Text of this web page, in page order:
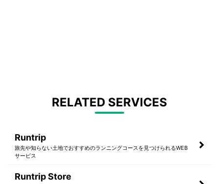
RELATED SERVICES
Runtrip
旅先や知らない土地でおすすめのランニングコースを見つけられるWEB
サービス
Runtrip Store